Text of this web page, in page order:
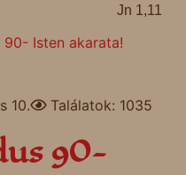
Jn 1,11
Isten akarata!
10. Találatok: 1035
90-